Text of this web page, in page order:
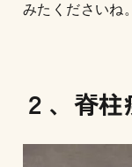
みたくださいね。
２、脊